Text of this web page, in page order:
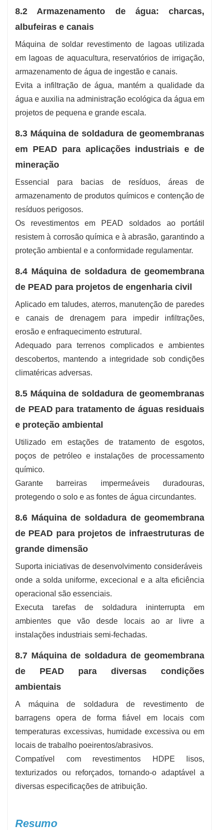
8.2 Armazenamento de água: charcas,
albufeiras e canais
Máquina de soldar revestimento de lagoas utilizada
em lagoas de aquacultura, reservatórios de irrigação,
armazenamento de água de ingestão e canais.
Evita a infiltração de água, mantém a qualidade da
água e auxilia na administração ecológica da água em
projetos de pequena e grande escala.
8.3 Máquina de soldadura de geomembranas
em PEAD para aplicações industriais e de
mineração
Essencial para bacias de resíduos, áreas de
armazenamento de produtos químicos e contenção de
resíduos perigosos.
Os revestimentos em PEAD soldados ao portátil
resistem à corrosão química e à abrasão, garantindo a
proteção ambiental e a conformidade regulamentar.
8.4 Máquina de soldadura de geomembrana
de PEAD para projetos de engenharia civil
Aplicado em taludes, aterros, manutenção de paredes
e canais de drenagem para impedir infiltrações,
erosão e enfraquecimento estrutural.
Adequado para terrenos complicados e ambientes
descobertos, mantendo a integridade sob condições
climatéricas adversas.
8.5 Máquina de soldadura de geomembranas
de PEAD para tratamento de águas residuais
e proteção ambiental
Utilizado em estações de tratamento de esgotos,
poços de petróleo e instalações de processamento
químico.
Garante barreiras impermeáveis ​​duradouras,
protegendo o solo e as fontes de água circundantes.
8.6 Máquina de soldadura de geomembrana
de PEAD para projetos de infraestruturas de
grande dimensão
Suporta iniciativas de desenvolvimento consideráveis ​​
onde a solda uniforme, excecional e a alta eficiência
operacional são essenciais.
Executa tarefas de soldadura ininterrupta em
ambientes que vão desde locais ao ar livre a
instalações industriais semi-fechadas.
8.7 Máquina de soldadura de geomembrana
de PEAD para diversas condições
ambientais
A máquina de soldadura de revestimento de
barragens opera de forma fiável em locais com
temperaturas excessivas, humidade excessiva ou em
locais de trabalho poeirentos/abrasivos.
Compatível com revestimentos HDPE lisos,
texturizados ou reforçados, tornando-o adaptável a
diversas especificações de atribuição.
Resumo